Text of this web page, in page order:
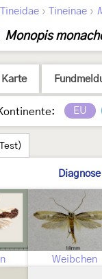
Tineidae › Tineinae ›
Monopis
Karte
EU
Diagnose
Weibchen